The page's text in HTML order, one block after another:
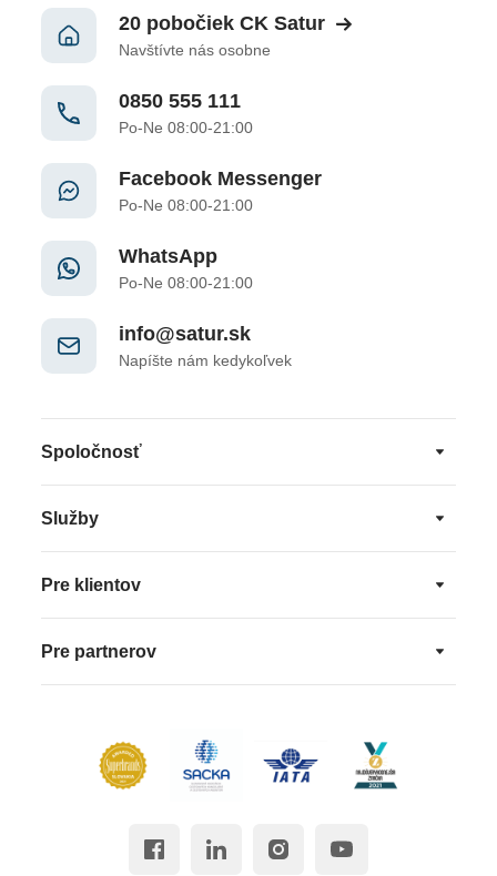
20 pobočiek CK Satur
Navštívte nás osobne
0850 555 111
Po-Ne 08:00-21:00
Facebook Messenger
Po-Ne 08:00-21:00
WhatsApp
Po-Ne 08:00-21:00
info@satur.sk
Napíšte nám kedykoľvek
Spoločnosť
Služby
Pre klientov
Pre partnerov